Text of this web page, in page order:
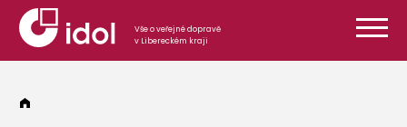
Přeskočit na obsah
Vše o veřejné dopravě
v Libereckém kraji